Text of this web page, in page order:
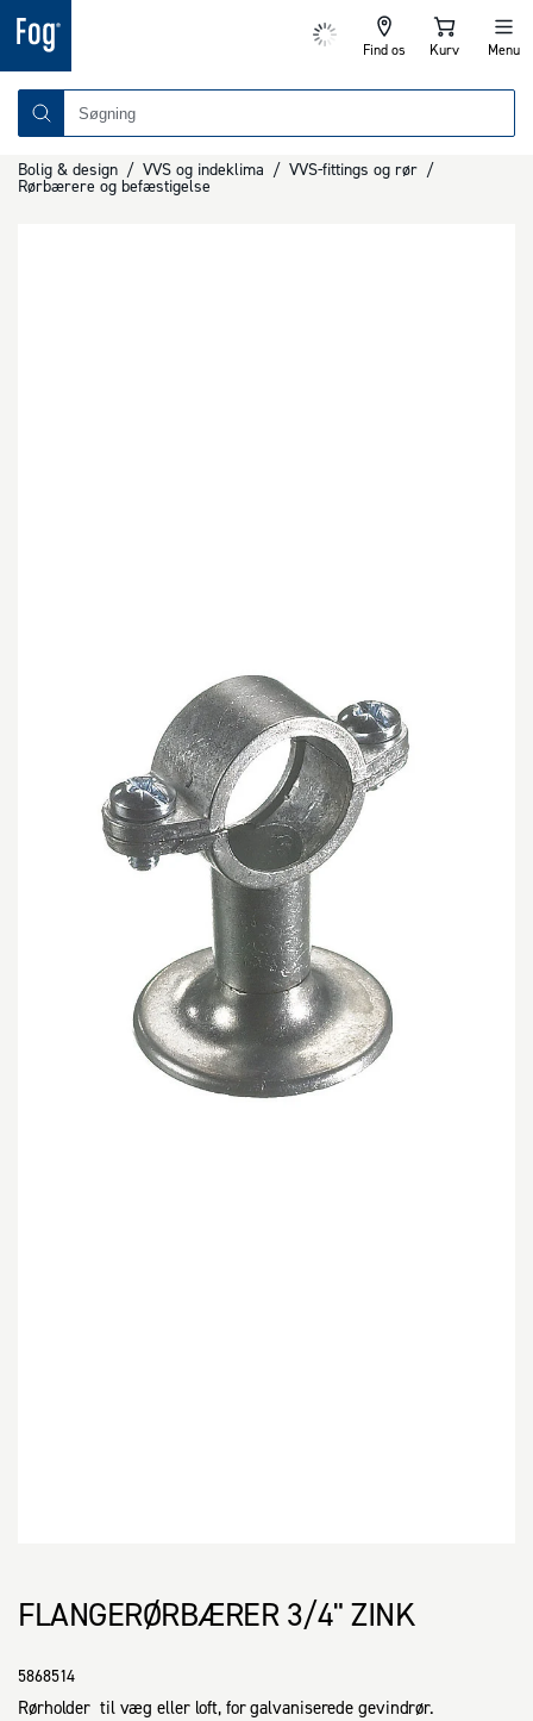
Find os Kurv Menu
Bolig & design / VVS og indeklima / VVS-fittings og rør /
Rørbærere og befæstigelse
FLANGERØRBÆRER 3/4" ZINK
5868514
Rørholder  til væg eller loft, for galvaniserede gevindrør.